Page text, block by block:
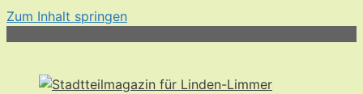
Zum Inhalt springen